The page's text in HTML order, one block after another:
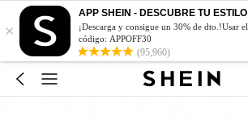
×
APP SHEIN - DESCUBRE TU ESTILO
¡Descarga y consigue un 30% de dto.!Usar el
código: APPOFF30
(95,960)